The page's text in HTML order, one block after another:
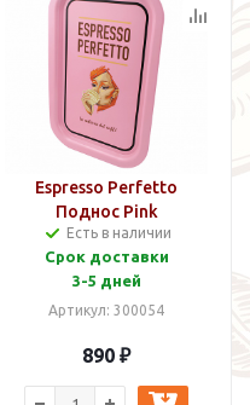
Espresso Perfetto
Поднос Pink
Есть в наличии
Срок доставки
3-5 дней
Артикул: 300054
890 ₽